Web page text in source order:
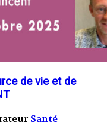
de vie et de
Santé